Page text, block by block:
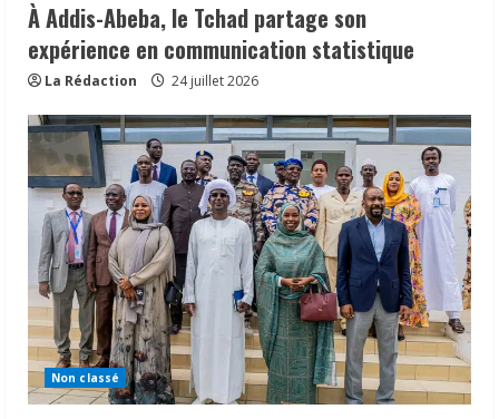
À Addis-Abeba, le Tchad partage son
expérience en communication statistique
La Rédaction 24 juillet 2026
Non classé